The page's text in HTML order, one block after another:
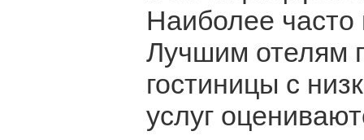
Наиболее часто
Лучшим отелям
гостиницы с
услуг